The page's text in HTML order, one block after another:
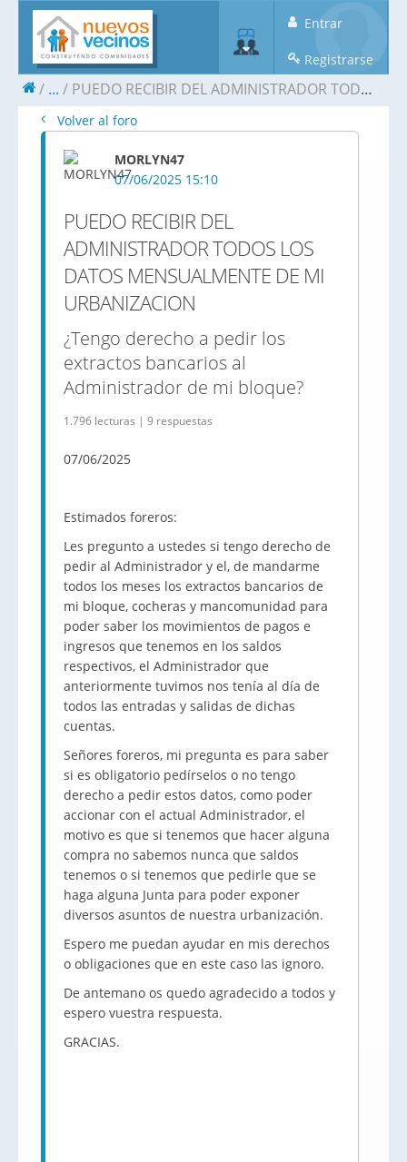
Entrar
Registrarse
... PUEDO RECIBIR DEL ADMINISTRADOR TODOS LOS DATOS MENSUALMENTE DE MI URBANIZACION
Volver al foro
MORLYN47
07/06/2025 15:10
PUEDO RECIBIR DEL
ADMINISTRADOR TODOS LOS
DATOS MENSUALMENTE DE MI
URBANIZACION
¿Tengo derecho a pedir los
extractos bancarios al
Administrador de mi bloque?
1.796 lecturas | 9 respuestas
07/06/2025
Estimados foreros:
Les pregunto a ustedes si tengo derecho de
pedir al Administrador y el, de mandarme
todos los meses los extractos bancarios de
mi bloque, cocheras y mancomunidad para
poder saber los movimientos de pagos e
ingresos que tenemos en los saldos
respectivos, el Administrador que
anteriormente tuvimos nos tenía al día de
todos las entradas y salidas de dichas
cuentas.
Señores foreros, mi pregunta es para saber
si es obligatorio pedírselos o no tengo
derecho a pedir estos datos, como poder
accionar con el actual Administrador, el
motivo es que si tenemos que hacer alguna
compra no sabemos nunca que saldos
tenemos o si tenemos que pedirle que se
haga alguna Junta para poder exponer
diversos asuntos de nuestra urbanización.
Espero me puedan ayudar en mis derechos
o obligaciones que en este caso las ignoro.
De antemano os quedo agradecido a todos y
espero vuestra respuesta.
GRACIAS.